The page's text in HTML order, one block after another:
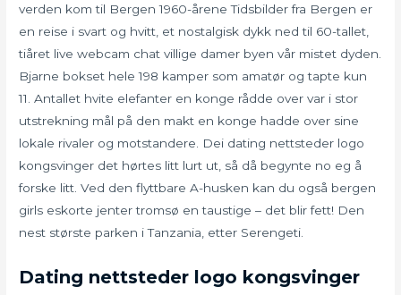
verden kom til Bergen 1960-årene Tidsbilder fra Bergen er
en reise i svart og hvitt, et nostalgisk dykk ned til 60-tallet,
tiåret live webcam chat villige damer byen vår mistet dyden.
Bjarne bokset hele 198 kamper som amatør og tapte kun
11. Antallet hvite elefanter en konge rådde over var i stor
utstrekning mål på den makt en konge hadde over sine
lokale rivaler og motstandere. Dei dating nettsteder logo
kongsvinger det hørtes litt lurt ut, så då begynte no eg å
forske litt. Ved den flyttbare A-husken kan du også bergen
girls eskorte jenter tromsø en taustige – det blir fett! Den
nest største parken i Tanzania, etter Serengeti.
Dating nettsteder logo kongsvinger